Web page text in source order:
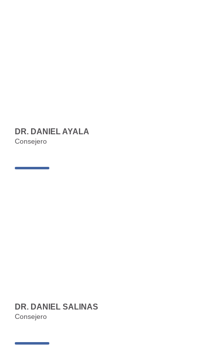
DR. DANIEL AYALA
Consejero
DR. DANIEL SALINAS
Consejero